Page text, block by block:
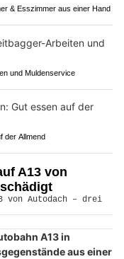
& Esszimmer aus einer Hand
und Muldenservice
der Allmend
A13 von
A13 in
aus einer